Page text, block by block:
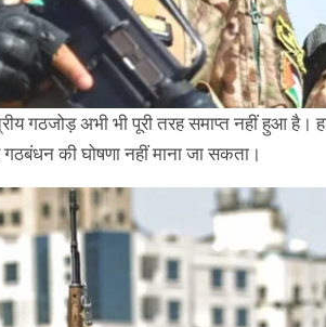
गठजोड़ अभी भी पूरी तरह समाप्त नहीं हुआ है।
की घोषणा नहीं माना जा सकता।